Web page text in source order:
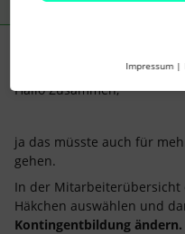
Hallo Zusammen,
ja das müsste auch für
gehen.
In der Mitarbeiterübersicht
Häkchen auswählen und
Kontingentbildung ändern.
Impressum |